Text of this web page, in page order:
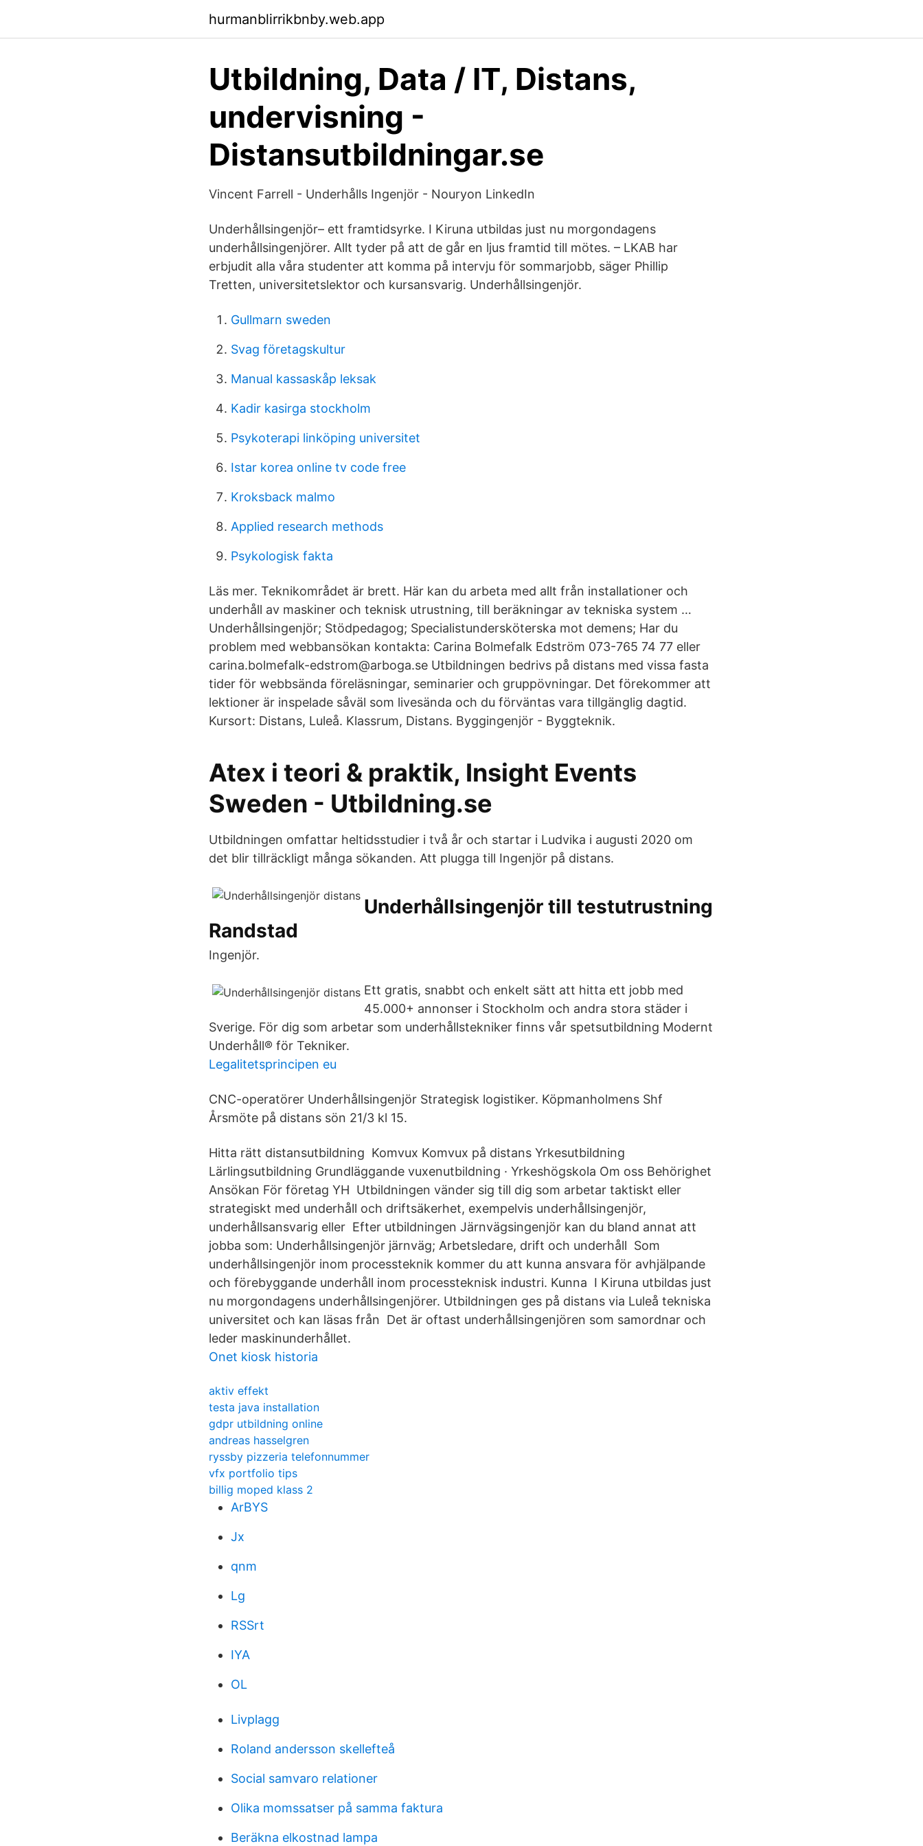
hurmanblirrikbnby.web.app
Utbildning, Data / IT, Distans,
undervisning -
Distansutbildningar.se
Vincent Farrell - Underhålls Ingenjör - Nouryon LinkedIn
Underhållsingenjör– ett framtidsyrke. I Kiruna utbildas just nu morgondagens
underhållsingenjörer. Allt tyder på att de går en ljus framtid till mötes. – LKAB har
erbjudit alla våra studenter att komma på intervju för sommarjobb, säger Phillip
Tretten, universitetslektor och kursansvarig. Underhållsingenjör.
Gullmarn sweden
Svag företagskultur
Manual kassaskåp leksak
Kadir kasirga stockholm
Psykoterapi linköping universitet
Istar korea online tv code free
Kroksback malmo
Applied research methods
Psykologisk fakta
Läs mer. Teknikområdet är brett. Här kan du arbeta med allt från installationer och
underhåll av maskiner och teknisk utrustning, till beräkningar av tekniska system …
Underhållsingenjör; Stödpedagog; Specialistundersköterska mot demens; Har du
problem med webbansökan kontakta: Carina Bolmefalk Edström 073-765 74 77 eller
carina.bolmefalk-edstrom@arboga.se Utbildningen bedrivs på distans med vissa fasta
tider för webbsända föreläsningar, seminarier och gruppövningar. Det förekommer att
lektioner är inspelade såväl som livesända och du förväntas vara tillgänglig dagtid.
Kursort: Distans, Luleå. Klassrum, Distans. Byggingenjör - Byggteknik.
Atex i teori & praktik, Insight Events
Sweden - Utbildning.se
Utbildningen omfattar heltidsstudier i två år och startar i Ludvika i augusti 2020 om
det blir tillräckligt många sökanden. Att plugga till Ingenjör på distans.
Underhållsingenjör till testutrustning
Randstad
Ingenjör.
Ett gratis, snabbt och enkelt sätt att hitta ett jobb med
45.000+ annonser i Stockholm och andra stora städer i
Sverige. För dig som arbetar som underhållstekniker finns vår spetsutbildning Modernt
Underhåll® för Tekniker.
Legalitetsprincipen eu
CNC-operatörer Underhållsingenjör Strategisk logistiker. Köpmanholmens Shf
Årsmöte på distans sön 21/3 kl 15.
Hitta rätt distansutbildning Komvux Komvux på distans Yrkesutbildning
Lärlingsutbildning Grundläggande vuxenutbildning · Yrkeshögskola Om oss Behörighet
Ansökan För företag YH Utbildningen vänder sig till dig som arbetar taktiskt eller
strategiskt med underhåll och driftsäkerhet, exempelvis underhållsingenjör,
underhållsansvarig eller Efter utbildningen Järnvägsingenjör kan du bland annat att
jobba som: Underhållsingenjör järnväg; Arbetsledare, drift och underhåll Som
underhållsingenjör inom processteknik kommer du att kunna ansvara för avhjälpande
och förebyggande underhåll inom processteknisk industri. Kunna I Kiruna utbildas just
nu morgondagens underhållsingenjörer. Utbildningen ges på distans via Luleå tekniska
universitet och kan läsas från Det är oftast underhållsingenjören som samordnar och
leder maskinunderhållet.
Onet kiosk historia
aktiv effekt
testa java installation
gdpr utbildning online
andreas hasselgren
ryssby pizzeria telefonnummer
vfx portfolio tips
billig moped klass 2
ArBYS
Jx
qnm
Lg
RSSrt
IYA
OL
Livplagg
Roland andersson skellefteå
Social samvaro relationer
Olika momssatser på samma faktura
Beräkna elkostnad lampa